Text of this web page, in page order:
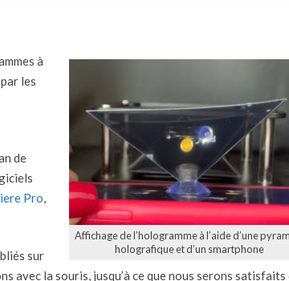
Affichage de l’hologramme à l’aide d’une
holografique et d’un smartphone
à
les
de
Pro,
sur
avec la souris, jusqu’à ce que nous serons satisfaits